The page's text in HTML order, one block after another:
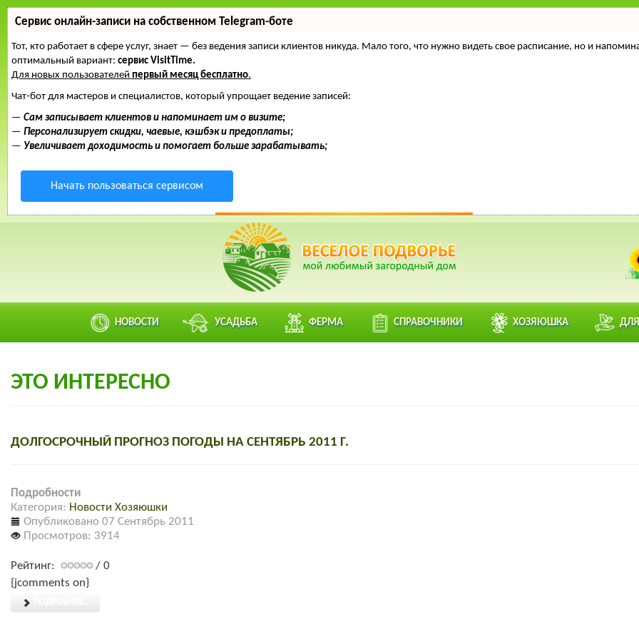
Сервис онлайн-записи на собственном Telegram-боте
Тот, кто работает в сфере услуг, знает — без ведения записи клиентов никуда. Мало того, что нужно видеть свое расписание, но и
оптимальный вариант: сервис VisitTime.
Для новых пользователей первый месяц бесплатно.
Чат-бот для мастеров и специалистов, который упрощает ведение записей:
— Сам записывает клиентов и напоминает им о визите;
— Персонализирует скидки, чаевые, кэшбэк и предоплаты;
— Увеличивает доходимость и помогает больше зарабатывать;
Начать пользоваться сервисом
НОВОСТИ УСАДЬБА ФЕРМА СПРАВОЧНИКИ ХОЗЯЮШКА
ЭТО ИНТЕРЕСНО
ДОЛГОСРОЧНЫЙ ПРОГНОЗ ПОГОДЫ НА СЕНТЯБРЬ 2011 Г.
Подробности
Категория: Новости Хозяюшки
Опубликовано 07 Сентябрь 2011
Просмотров: 3914
Рейтинг:
/ 0
{jcomments on}